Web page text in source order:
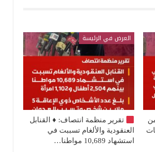
العرض في الرئيسة
تقرير منظمة انتصاف: ♦️القنابل
العنقودية والألغام تسببت في
استشهاد 10,689 مواطنا…